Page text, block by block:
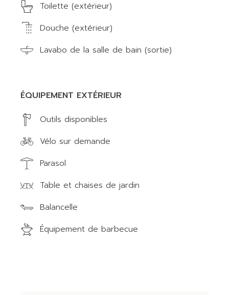
Toilette (extérieur)
Douche (extérieur)
Lavabo de la salle de bain (sortie)
ÉQUIPEMENT EXTÉRIEUR
Outils disponibles
Vélo sur demande
Parasol
Table et chaises de jardin
Balancelle
Équipement de barbecue